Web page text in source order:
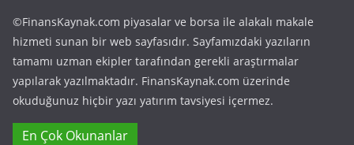
©FinansKaynak.com piyasalar ve borsa ile alakalı makale
hizmeti sunan bir web sayfasıdır. Sayfamızdaki yazıların
tamamı uzman ekipler tarafından gerekli araştırmalar
yapılarak yazılmaktadır. FinansKaynak.com üzerinde
okuduğunuz hiçbir yazı yatırım tavsiyesi içermez.
En Çok Okunanlar